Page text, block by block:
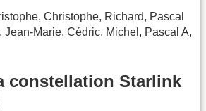
Christophe, Richard, Pascal
Jean-Marie, Cédric, Michel, Pascal A,
constellation Starlink